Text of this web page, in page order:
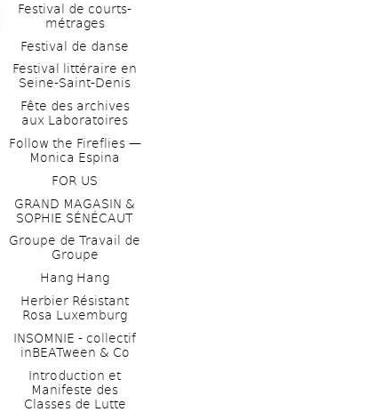
Festival de courts-
métrages
Festival de danse
Festival littéraire en
Seine-Saint-Denis
Fête des archives
aux Laboratoires
Follow the Fireflies —
Monica Espina
FOR US
GRAND MAGASIN &
SOPHIE SÉNÉCAUT
Groupe de Travail de
Groupe
Hang Hang
Herbier Résistant
Rosa Luxemburg
INSOMNIE - collectif
inBEATween & Co
Introduction et
Manifeste des
Classes de Lutte